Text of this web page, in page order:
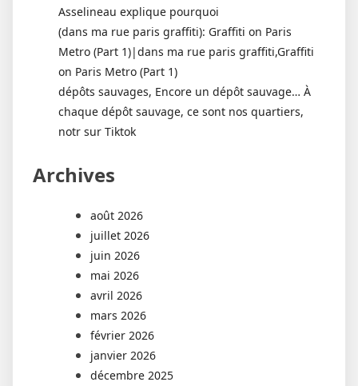
Asselineau explique pourquoi
(dans ma rue paris graffiti): Graffiti on Paris
Metro (Part 1)|dans ma rue paris graffiti,Graffiti
on Paris Metro (Part 1)
dépôts sauvages, Encore un dépôt sauvage… À
chaque dépôt sauvage, ce sont nos quartiers,
notr sur Tiktok
Archives
août 2026
juillet 2026
juin 2026
mai 2026
avril 2026
mars 2026
février 2026
janvier 2026
décembre 2025